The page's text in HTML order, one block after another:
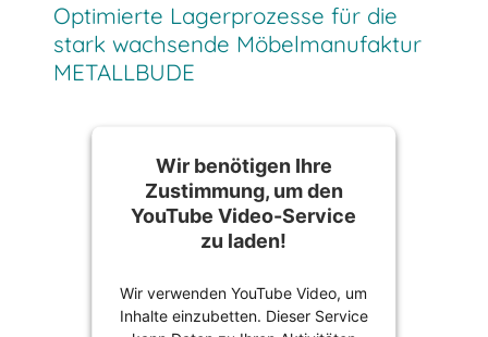
Optimierte Lagerprozesse für die
stark wachsende Möbelmanufaktur
METALLBUDE
Wir benötigen Ihre
Zustimmung, um den
YouTube Video-Service
zu laden!
Wir verwenden YouTube Video, um
Inhalte einzubetten. Dieser Service